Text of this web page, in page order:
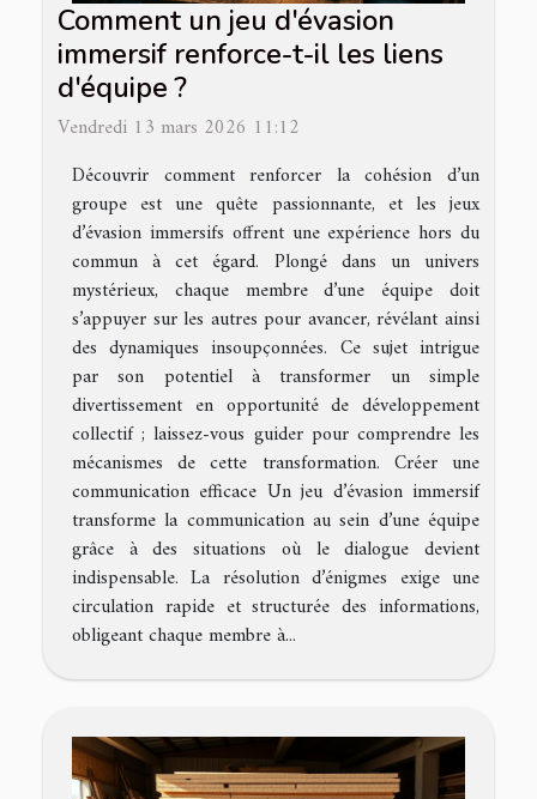
Comment un jeu d'évasion
immersif renforce-t-il les liens
d'équipe ?
Vendredi 13 mars 2026 11:12
Découvrir comment renforcer la cohésion d’un
groupe est une quête passionnante, et les jeux
d’évasion immersifs offrent une expérience hors du
commun à cet égard. Plongé dans un univers
mystérieux, chaque membre d’une équipe doit
s’appuyer sur les autres pour avancer, révélant ainsi
des dynamiques insoupçonnées. Ce sujet intrigue
par son potentiel à transformer un simple
divertissement en opportunité de développement
collectif ; laissez-vous guider pour comprendre les
mécanismes de cette transformation. Créer une
communication efficace Un jeu d’évasion immersif
transforme la communication au sein d’une équipe
grâce à des situations où le dialogue devient
indispensable. La résolution d’énigmes exige une
circulation rapide et structurée des informations,
obligeant chaque membre à...